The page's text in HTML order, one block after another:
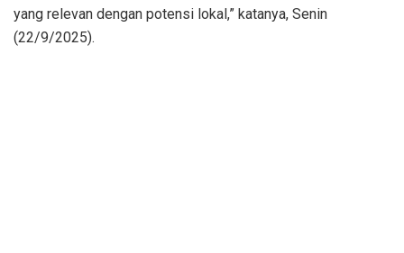
yang relevan dengan potensi lokal,” katanya, Senin
(22/9/2025).